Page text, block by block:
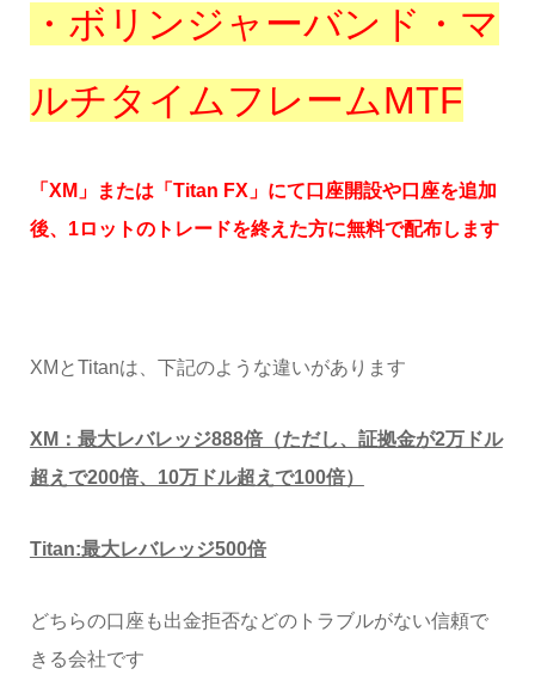
・ボリンジャーバンド・マ
ルチタイムフレームMTF
「XM」または「Titan FX」にて口座開設や口座を追加
後、1ロットのトレードを終えた方に無料で配布します
XMとTitanは、下記のような違いがあります
XM：最大レバレッジ888倍（ただし、証拠金が2万ドル
超えで200倍、10万ドル超えで100倍）
Titan:最大レバレッジ500倍
どちらの口座も出金拒否などのトラブルがない信頼で
きる会社です